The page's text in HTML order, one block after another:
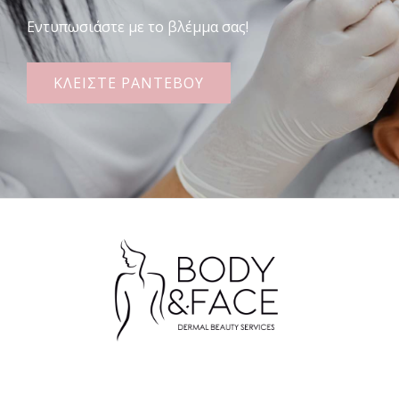
Εντυπωσιάστε με το βλέμμα σας!
ΚΛΕΙΣΤΕ ΡΑΝΤΕΒΟΥ